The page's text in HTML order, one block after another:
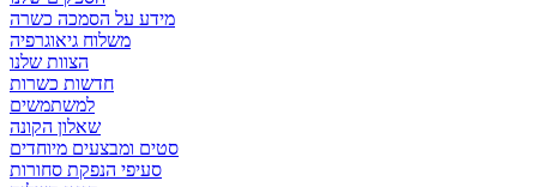
מידע על הסמכה כשרה
משלוח גיאוגרפיה
הצוות שלנו
חדשות כשרות
למשתמשים
שאלון הקונה
סטים ומבצעים מיוחדים
סעיפי הנפקת סחורות